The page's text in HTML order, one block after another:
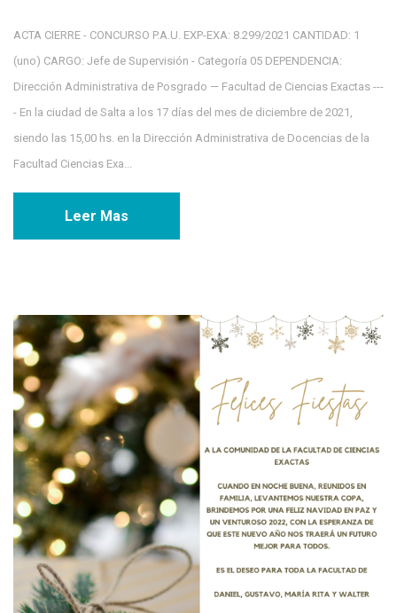
ACTA CIERRE - CONCURSO P.A.U. EXP-EXA: 8.299/2021 CANTIDAD: 1
(uno) CARGO: Jefe de Supervisión - Categoría 05 DEPENDENCIA:
Dirección Administrativa de Posgrado — Facultad de Ciencias Exactas ---
- En la ciudad de Salta a los 17 días del mes de diciembre de 2021,
siendo las 15,00 hs. en la Dirección Administrativa de Docencias de la
Facultad Ciencias Exa...
Leer Mas